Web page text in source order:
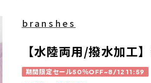
branshes
【水陸両用/撥水加工
期間限定セール50％OFF~8/12 11:59